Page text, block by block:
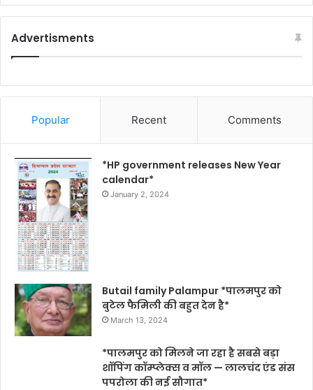
Advertisments
Popular Recent Comments
*HP government releases New Year
calendar*
January 2, 2024
Butail family Palampur *पालमपुर को
बुटेल फैमिली की बहुत देन है*
March 13, 2024
*पालमपुर को मिलने जा रहा है सबसे बड़ा
शॉपिंग कॉम्प्लेक्स व मॉल — लालचंद एंड संस
पपरोला की नई सौगात*